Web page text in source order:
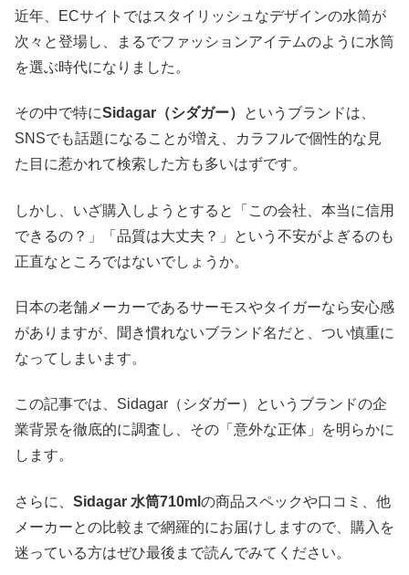
近年、ECサイトではスタイリッシュなデザインの水筒が
次々と登場し、まるでファッションアイテムのように水筒
を選ぶ時代になりました。
その中で特にSidagar（シダガー）
というブランドは、
SNSでも話題になることが増え、カラフルで個性的な見
た目に惹かれて検索した方も多いはずです。
しかし、いざ購入しようとすると「この会社、本当に信用
できるの？」「品質は大丈夫？」という不安がよぎるのも
正直なところではないでしょうか。
日本の老舗メーカーであるサーモスやタイガーなら安心感
がありますが、聞き慣れないブランド名だと、つい慎重に
なってしまいます。
この記事では、Sidagar（シダガー）というブランドの企
業背景を徹底的に調査し、その「意外な正体」を明らかに
します。
さらに、 Sidagar 水筒710ml の商品スペックや口コミ、他
メーカーとの比較まで網羅的にお届けしますので、購入を
迷っている方はぜひ最後まで読んでみてください。